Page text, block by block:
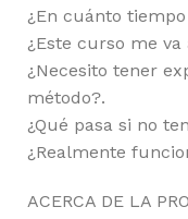
¿En cuánto
¿Este curso me va
¿Necesito tener
método?.
¿Qué pasa si no
¿Realmente
ACERCA DE LA